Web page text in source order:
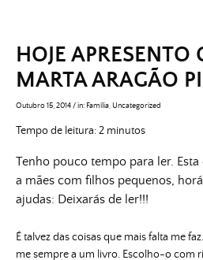
HOJE
MARTA ARAGÃO
Outubro 15, 2014/in: Família Uncategorized
Tempo de leitura:2 minutos
Tenho pouco tempo para ler.
a mães com filhos pequenos,
ajudas: Deixarás de ler!!!
É talvez das coisas que mais falta me
me sempre a um livro. Escolho-o com